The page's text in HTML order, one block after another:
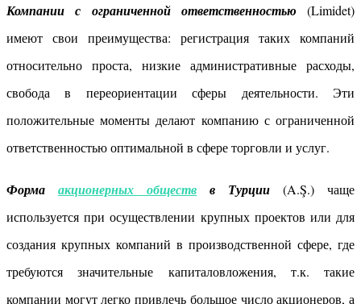
Компании с ограниченной ответственностью (Limidet)
имеют свои преимущества: регистрация таких компаний
относительно проста, низкие административные расходы,
свобода в переориентации сферы деятельности. Эти
положительные моменты делают компанию с ограниченной
ответственностью оптимальной в сфере торговли и услуг.
Форма акционерных обществ в Турции (A.Ş.) чаще
используется при осуществлении крупных проектов или для
создания крупных компаний в производственной сфере, где
требуются значительные капиталовложения, т.к. такие
компании могут легко привлечь большое число акционеров, а